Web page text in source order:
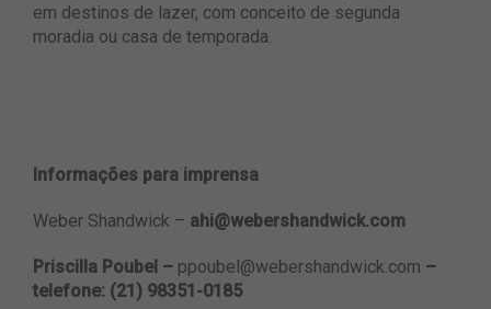
em destinos de lazer, com conceito de segunda
moradia ou casa de temporada.
Informações para imprensa
Weber Shandwick – ahi@webershandwick.com
Priscilla Poubel – ppoubel@webershandwick.com –
telefone: (21) 98351-0185